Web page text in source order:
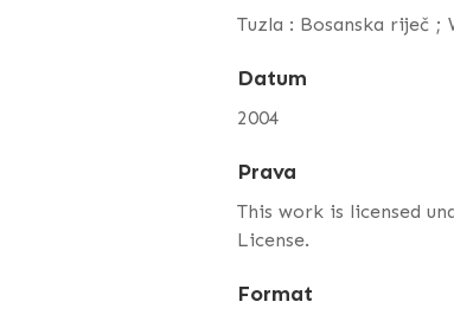
Tuzla : Bosanska riječ ;
Datum
2004
Prava
This work is licensed
License.
Format